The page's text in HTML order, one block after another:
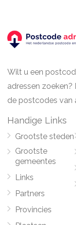
Wilt u een
adressen
de postcodes van
Handige Links
Grootste steden
Grootste
gemeentes
Links
Partners
Provincies